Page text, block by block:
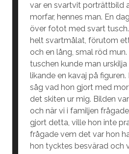
var en svartvit porträttbild
morfar, hennes man. En
över fotot med svart
helt svartmålat, förutom
och en lång, smal röd
tuschen kunde man
likande en kavaj på
såg vad hon gjort med
det skiten ur mig. Bilden
och när vi i familjen
gjort detta, ville hon inte
frågade vem det var hon
hon tycktes besvärad och